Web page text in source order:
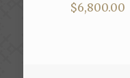
$6,800.00